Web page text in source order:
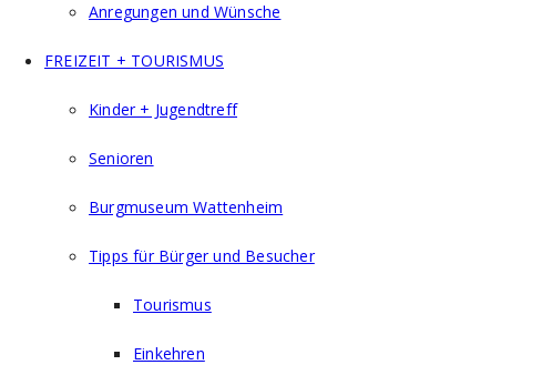
Anregungen und Wünsche
FREIZEIT + TOURISMUS
Kinder + Jugendtreff
Senioren
Burgmuseum Wattenheim
Tipps für Bürger und Besucher
Tourismus
Einkehren